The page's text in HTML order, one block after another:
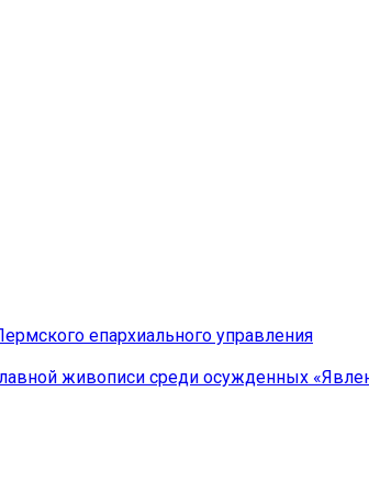
епархиального управления
живописи среди осужденных